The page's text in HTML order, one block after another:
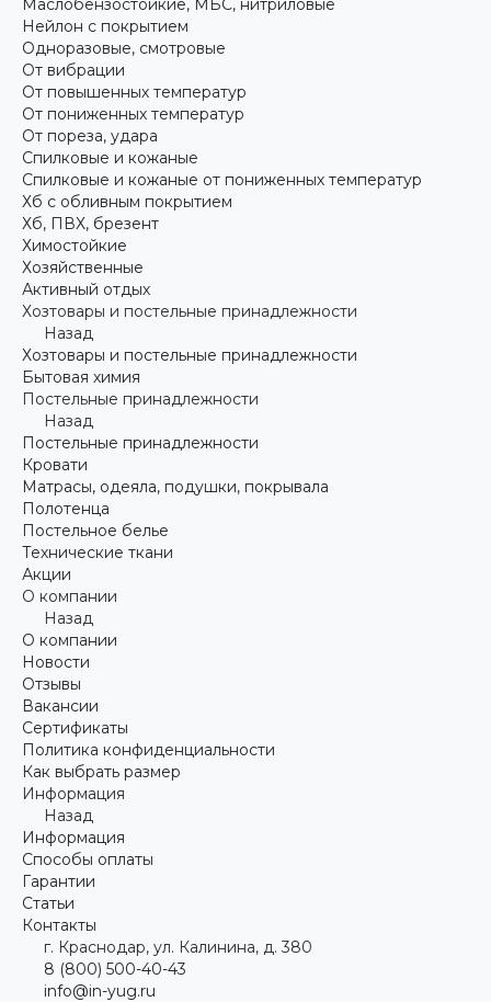
Нейлон с покрытием
Одноразовые, смотровые
От вибрации
От повышенных температур
От пониженных температур
От пореза, удара
Спилковые и кожаные
Спилковые и кожаные от пониженных температур
Хб с обливным покрытием
Хб, ПВХ, брезент
Химостойкие
Хозяйственные
Активный отдых
Хозтовары и постельные принадлежности
Назад
Хозтовары и постельные принадлежности
Бытовая химия
Постельные принадлежности
Назад
Постельные принадлежности
Кровати
Матрасы, одеяла, подушки, покрывала
Полотенца
Постельное белье
Технические ткани
Акции
О компании
Назад
О компании
Новости
Отзывы
Вакансии
Сертификаты
Политика конфиденциальности
Как выбрать размер
Информация
Назад
Информация
Способы оплаты
Гарантии
Статьи
Контакты
г. Краснодар, ул. Калинина, д. 380
8 (800) 500-40-43
info@in-yug.ru